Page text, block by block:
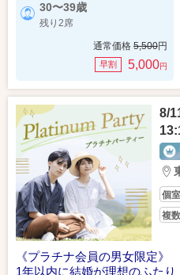
30〜39歳
残り2席
通常価格 5,500円
早割 5,000円
8/
個
複
《プラチナ会員の男女限定》
1年以内に結婚が理想のふたり